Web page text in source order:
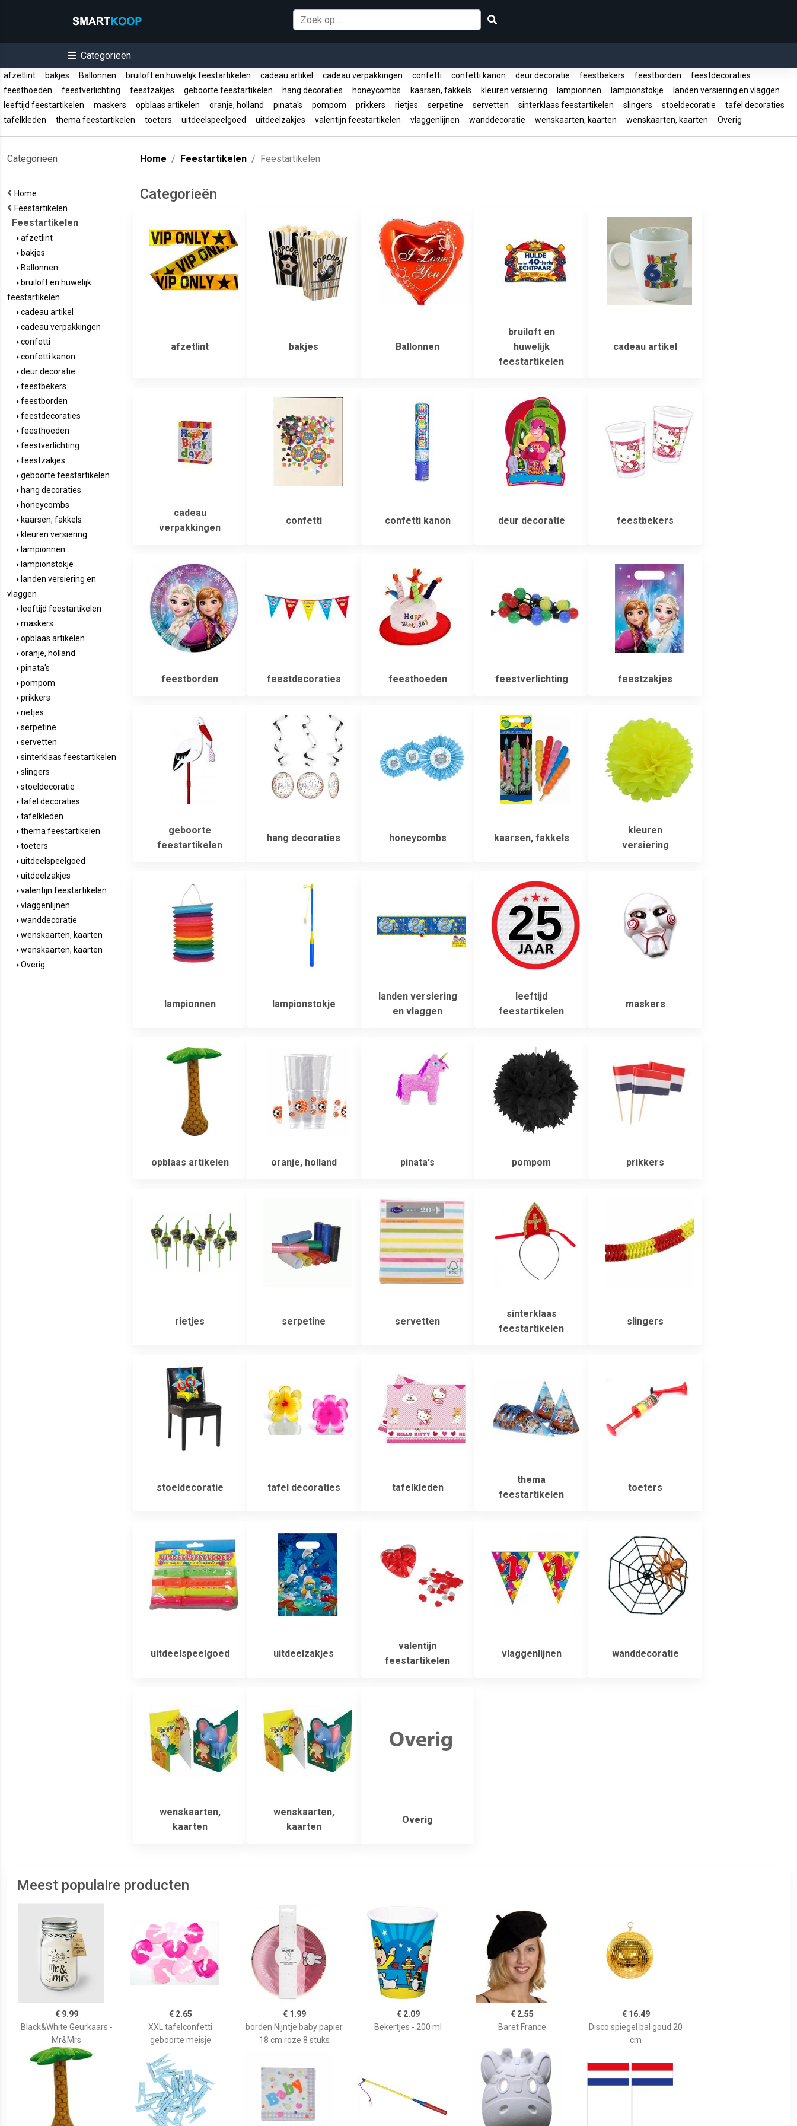
Categorieën
afzetlint bakjes Ballonnen bruiloft en huwelijk feestartikelen cadeau artikel cadeau verpakkingen confetti confetti kanon deur decoratie feestbekers feestborden
feestdecoraties
feesthoeden
feestverlichting feestzakjes geboorte feestartikelen hang decoraties honeycombs kaarsen, fakkels kleuren versiering lampionnen lampionstokje
landen versiering en vlaggen
leeftijd feestartikelen
maskers opblaas artikelen oranje, holland pinata's pompom prikkers rietjes serpetine servetten sinterklaas feestartikelen slingers stoeldecoratie
tafel decoraties
tafelkleden
thema feestartikelen toeters uitdeelspeelgoed uitdeelzakjes valentijn feestartikelen vlaggenlijnen wanddecoratie wenskaarten, kaarten wenskaarten, kaarten Overig
Categorieën
Home
Feestartikelen
Feestartikelen
afzetlint
bakjes
Ballonnen
bruiloft en huwelijk
feestartikelen
cadeau artikel
cadeau verpakkingen
confetti
confetti kanon
deur decoratie
feestbekers
feestborden
feestdecoraties
feesthoeden
feestverlichting
feestzakjes
geboorte feestartikelen
hang decoraties
honeycombs
kaarsen, fakkels
kleuren versiering
lampionnen
lampionstokje
landen versiering en
vlaggen
leeftijd feestartikelen
maskers
opblaas artikelen
oranje, holland
pinata's
pompom
prikkers
rietjes
serpetine
servetten
sinterklaas feestartikelen
slingers
stoeldecoratie
tafel decoraties
tafelkleden
thema feestartikelen
toeters
uitdeelspeelgoed
uitdeelzakjes
valentijn feestartikelen
vlaggenlijnen
wanddecoratie
wenskaarten, kaarten
wenskaarten, kaarten
Overig
Home Feestartikelen Feestartikelen
Categorieën
afzetlint bakjes Ballonnen
bruiloft en
huwelijk
feestartikelen
cadeau artikel
cadeau
verpakkingen
confetti confetti kanon deur decoratie feestbekers
feestborden feestdecoraties feesthoeden feestverlichting feestzakjes
geboorte
feestartikelen
hang decoraties honeycombs kaarsen, fakkels
kleuren
versiering
lampionnen lampionstokje
landen versiering
en vlaggen
leeftijd
feestartikelen
maskers
opblaas artikelen oranje, holland pinata's pompom prikkers
rietjes serpetine servetten
sinterklaas
feestartikelen
slingers
stoeldecoratie tafel decoraties tafelkleden
thema
feestartikelen
toeters
uitdeelspeelgoed uitdeelzakjes
valentijn
feestartikelen
vlaggenlijnen wanddecoratie
wenskaarten,
kaarten
wenskaarten,
kaarten
Overig
Meest populaire producten
€ 9.99
Black&White Geurkaars -
Mr&Mrs
€ 2.65
XXL tafelconfetti
geboorte meisje
€ 1.99
borden Nijntje baby papier
18 cm roze 8 stuks
€ 2.09
Bekertjes - 200 ml
€ 2.55
Baret France
€ 16.49
Disco spiegel bal goud 20
cm